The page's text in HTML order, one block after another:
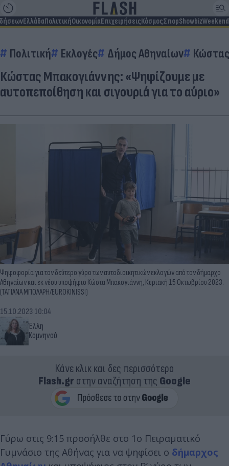
ΕλλάδαΠολιτικήΟικονομίαΕπιχειρήσειςΚόσμοςΣπορShowbizWeekend
Πολιτική Εκλογές Δήμος Αθηναίων
Κώστας Μπακογιάννης: «Ψηφίζουμε με
αυτοπεποίθηση και σιγουριά για το αύριο»
Ψηφοφορία για τον δεύτερο γύρο των αυτοδιοικητικών εκλογών από τον δήμαρχο
Αθηναίων και εκ νέου υποψήφιο Κώστα Μπακογιάννη, Κυριακή 15 Οκτωβρίου 2023.
(ΤΑΤΙΑΝΑ ΜΠΟΛΑΡΗ/EUROKINISSI)
Έλλη
Κομνηνού
15.10.2023 10:04
Κάνε κλικ και δες περισσότερο
Flash.grστην αναζήτηση της Google
Γύρω στις 9:15 προσήλθε στο 1ο Πειραματικό
Γυμνάσιο της Αθήνας για να ψηφίσει ο δήμαρχος